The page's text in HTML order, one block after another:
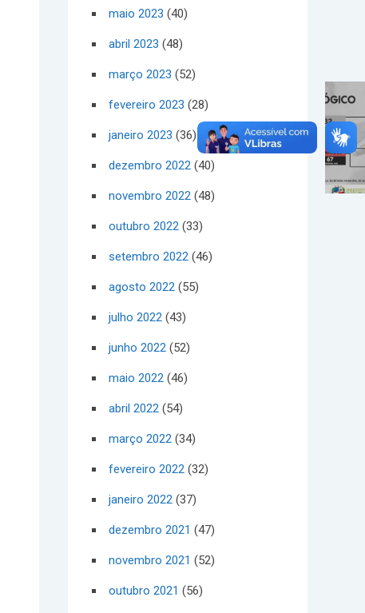
maio 2023 (40)
abril 2023 (48)
março 2023 (52)
fevereiro 2023 (28)
janeiro 2023 (36)
dezembro 2022 (40)
novembro 2022 (48)
outubro 2022 (33)
setembro 2022 (46)
agosto 2022 (55)
julho 2022 (43)
junho 2022 (52)
maio 2022 (46)
abril 2022 (54)
março 2022 (34)
fevereiro 2022 (32)
janeiro 2022 (37)
dezembro 2021 (47)
novembro 2021 (52)
outubro 2021 (56)